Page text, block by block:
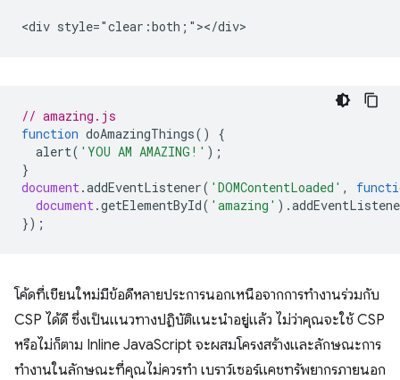
// amazing.js
function doAmazingThings()
{
alert( 'YOU AM AMAZING!' );
}
document .addEventListener( 'DOMContentLoaded' ,
document .getElementById( 'amazing' ).
});
โค้ดที่เขียนใหม่มีข้อดีหลายประการนอกเหนือจากการทํางานร่วมกับ
CSP ได้ดี ซึ่งเป็นแนวทางปฏิบัติแนะนำอยู่แล้ว ไม่ว่าคุณจะใช้ CSP
หรือไม่ก็ตาม Inline JavaScript จะผสมโครงสร้างและลักษณะการ
ทำงานในลักษณะที่คุณไม่ควรทำ เบราว์เซอร์แคชทรัพยากรภายนอก